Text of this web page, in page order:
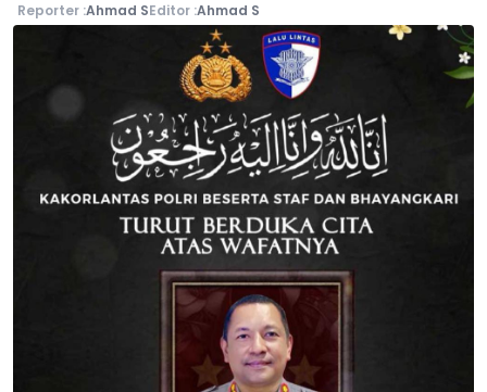
Reporter :Ahmad SEditor :Ahmad S